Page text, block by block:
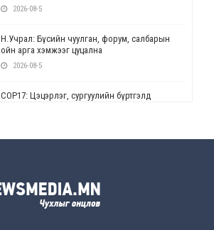
2026-08-5
Н.Учрал: Бүсийн чуулган, форум, салбарын
ойн арга хэмжээг цуцална
2026-08-5
СОР17: Цэцэрлэг, сургуулийн бүртгэлд
2026-08-5